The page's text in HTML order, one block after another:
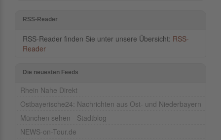
RSS-Reader
RSS-Reader finden Sie unter unsere Übersicht: RSS-
Reader
Die neuesten Feeds
Rhein Nahe Direkt
Ostbayerische24: Nachrichten aus Ost- und Niederbayern
München sehen - Stadtblog
NEWS-on-Tour.de